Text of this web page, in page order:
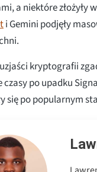
a niektóre złożyły
i Gemini podjęły
kryptografii
czasy po upadku
się po popularnym